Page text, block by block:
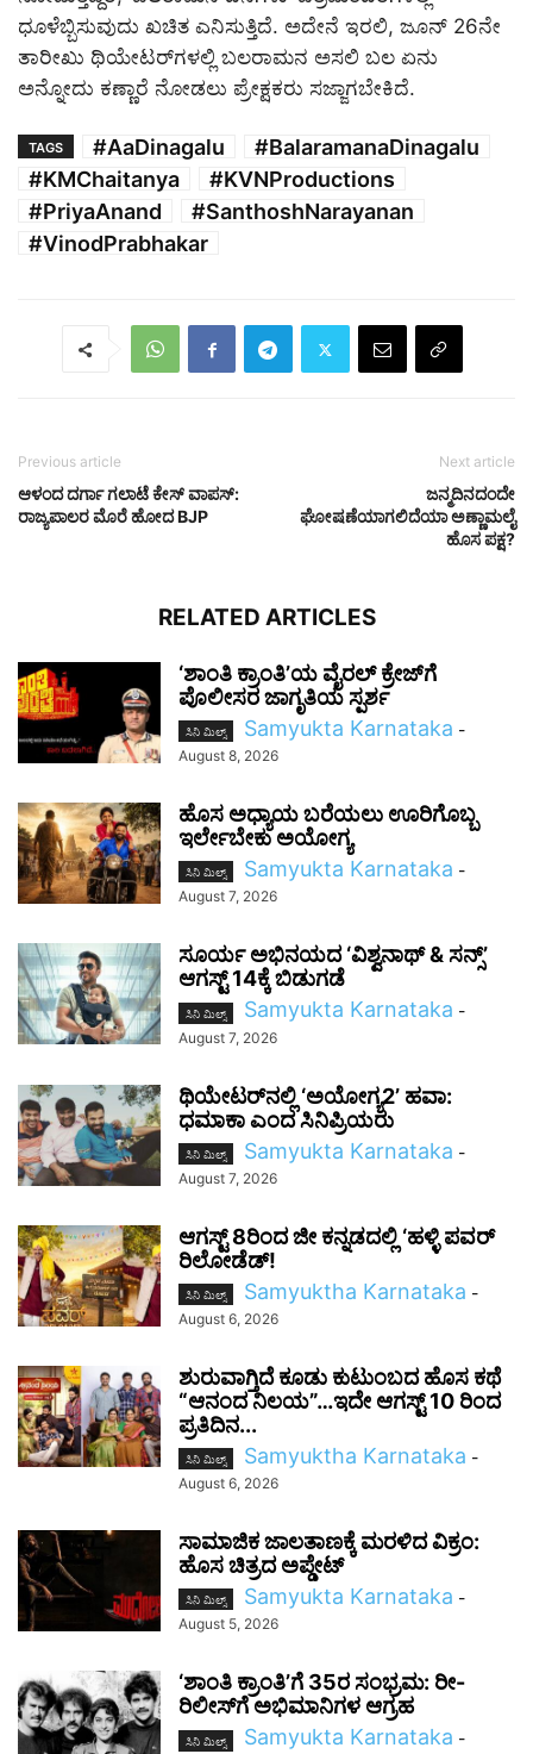
ಧೂಳೆಬ್ಬಿಸುವುದು ಖಚಿತ ಎನಿಸುತ್ತಿದೆ. ಅದೇನೆ ಇರಲಿ, ಜೂನ್ 26ನೇ
ತಾರೀಖು ಥಿಯೇಟರ್‌ಗಳಲ್ಲಿ ಬಲರಾಮನ ಅಸಲಿ ಬಲ ಏನು
ಅನ್ನೋದು ಕಣ್ಣಾರೆ ನೋಡಲು ಪ್ರೇಕ್ಷಕರು ಸಜ್ಜಾಗಬೇಕಿದೆ.
TAGS #AaDinagalu
#BalaramanaDinagalu
#KMChaitanya
#KVNProductions
#PriyaAnand
#SanthoshNarayanan
#VinodPrabhakar
Previous article
ಆಳಂದ ದರ್ಗಾ ಗಲಾಟೆ ಕೇಸ್ ವಾಪಸ್:
ರಾಜ್ಯಪಾಲರ ಮೊರೆ ಹೋದ BJP
Next article
ಜನ್ಮದಿನದಂದೇ
ಘೋಷಣೆಯಾಗಲಿದೆಯಾ ಅಣ್ಣಾಮಲೈ
ಹೊಸ ಪಕ್ಷ?
RELATED ARTICLES
‘ಶಾಂತಿ ಕ್ರಾಂತಿ’ಯ ವೈರಲ್ ಕ್ರೇಜ್‌ಗೆ
ಪೊಲೀಸರ ಜಾಗೃತಿಯ ಸ್ಪರ್ಶ
ಸಿನಿ ಮಿಲ್ಸ್ Samyukta Karnataka -
August 8, 2026
ಹೊಸ ಅಧ್ಯಾಯ ಬರೆಯಲು ಊರಿಗೊಬ್ಬ
ಇರ್ಲೇಬೇಕು ಅಯೋಗ್ಯ
ಸಿನಿ ಮಿಲ್ಸ್ Samyukta Karnataka -
August 7, 2026
ಸೂರ್ಯ ಅಭಿನಯದ ‘ವಿಶ್ವನಾಥ್ & ಸನ್ಸ್’
ಆಗಸ್ಟ್ 14ಕ್ಕೆ ಬಿಡುಗಡೆ
ಸಿನಿ ಮಿಲ್ಸ್ Samyukta Karnataka -
August 7, 2026
ಥಿಯೇಟರ್‌ನಲ್ಲಿ ‘ಅಯೋಗ್ಯ2’ ಹವಾ:
ಧಮಾಕಾ ಎಂದ ಸಿನಿಪ್ರಿಯರು
ಸಿನಿ ಮಿಲ್ಸ್ Samyukta Karnataka -
August 7, 2026
ಆಗಸ್ಟ್ 8ರಿಂದ ಜೀ ಕನ್ನಡದಲ್ಲಿ ‘ಹಳ್ಳಿ ಪವರ್
ರಿಲೋಡೆಡ್!
ಸಿನಿ ಮಿಲ್ಸ್ Samyuktha Karnataka -
August 6, 2026
ಶುರುವಾಗ್ತಿದೆ ಕೂಡು ಕುಟುಂಬದ ಹೊಸ ಕಥೆ
“ಆನಂದ ನಿಲಯ”…ಇದೇ ಆಗಸ್ಟ್ 10 ರಿಂದ
ಪ್ರತಿದಿನ...
ಸಿನಿ ಮಿಲ್ಸ್ Samyuktha Karnataka -
August 6, 2026
ಸಾಮಾಜಿಕ ಜಾಲತಾಣಕ್ಕೆ ಮರಳಿದ ವಿಕ್ರಂ:
ಹೊಸ ಚಿತ್ರದ ಅಪ್ಡೇಟ್
ಸಿನಿ ಮಿಲ್ಸ್ Samyukta Karnataka -
August 5, 2026
‘ಶಾಂತಿ ಕ್ರಾಂತಿ’ಗೆ 35ರ ಸಂಭ್ರಮ: ರೀ-
ರಿಲೀಸ್‌ಗೆ ಅಭಿಮಾನಿಗಳ ಆಗ್ರಹ
ಸಿನಿ ಮಿಲ್ಸ್ Samyukta Karnataka -